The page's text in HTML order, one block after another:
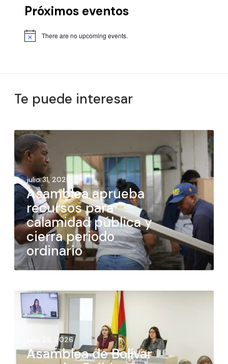
Próximos eventos
There are no upcoming events.
Te puede interesar
julio 31, 2026
Asamblea aprueba
recursos para
calamidad pública y
cierra periodo
ordinario
julio 28, 2026
Asamblea de Bolívar